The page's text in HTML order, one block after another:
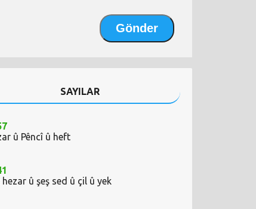
SAYILAR
û Pêncî û heft
hezar û şeş sed û çil û yek